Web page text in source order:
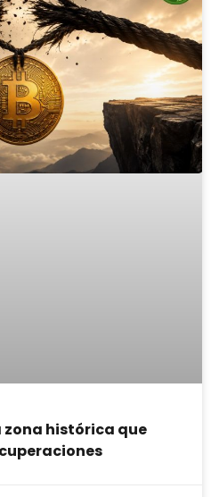
zona histórica que